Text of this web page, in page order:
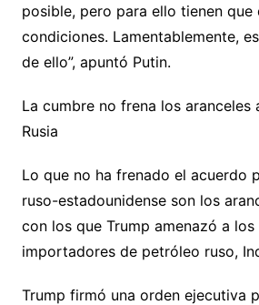
posible, pero para ello tienen que
condiciones. Lamentablemente,
de ello”, apuntó Putin.
La cumbre no frena los aranceles
Rusia
Lo que no ha frenado el acuerdo
ruso-estadounidense son los
con los que Trump amenazó a
importadores de petróleo ruso,
Trump firmó una orden ejecutiva